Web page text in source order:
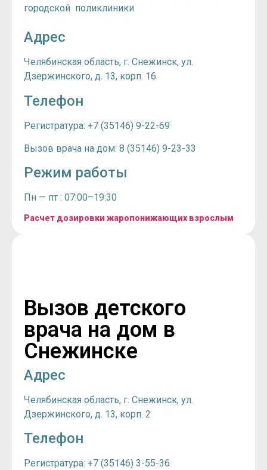
городской поликлиники
Адрес
Челябинская область, г. Снежинск, ул.
Дзержинского, д. 13, корп. 16
Телефон
Регистратура: +7 (35146) 9-22-69
Вызов врача на дом: 8 (35146) 9-23-33
Режим работы
Пн — пт : 07:00–19:30
Расчет дозировки жаропонижающих взрослым
Вызов детского
врача на дом в
Снежинске
Адрес
Челябинская область, г. Снежинск, ул.
Дзержинского, д. 13, корп. 2
Телефон
Регистратура: +7 (35146) 3-55-36